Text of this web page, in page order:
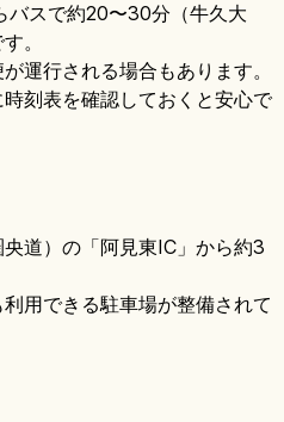
バスで約20〜30分（牛久大
。
運行される場合もあります。
刻表を確認しておくと安心で
道）の「阿見東IC」から約3
用できる駐車場が整備されて